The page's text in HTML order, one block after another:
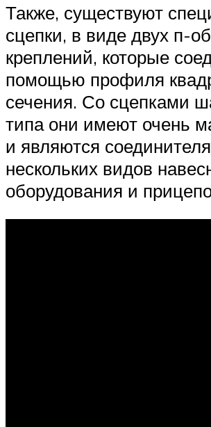
Также, существуют
сцепки, в виде двух п-
креплений, которые
помощью профиля
сечения. Со сцепками
типа они имеют очень
и являются
нескольких видов
оборудования и